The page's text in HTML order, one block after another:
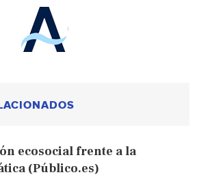
ecosocial frente a la
(Público.es)